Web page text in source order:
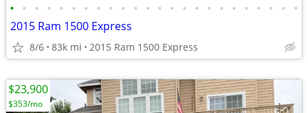
• • • • • • • • • • • • • • • • • • • • • • • •
2015 Ram 1500 Express
8/6 83k mi 2015 Ram 1500 Express
$23,900
$353/mo